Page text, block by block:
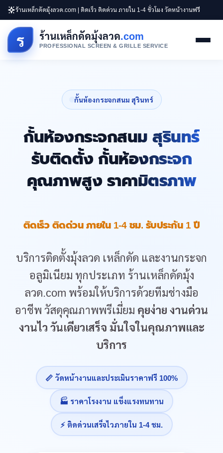
ร้านเหล็กดัดมุ้งลวด.com | ติดเร็ว ติดด่วน ภายใน 1-4 ชั่วโมง วัดหน้างานฟรี
ร ร้านเหล็กดัดมุ้งลวด.com
PROFESSIONAL SCREEN & GRILLE SERVICE
กั้นห้องกระจกสนม สุรินทร์
กั้นห้องกระจกสนม สุรินทร์
รับติดตั้ง กั้นห้องกระจก
คุณภาพสูง ราคามิตรภาพ
ติดเร็ว ติดด่วน ภายใน 1-4 ชม. รับประกัน 1 ปี
บริการติดตั้งมุ้งลวด เหล็กดัด และงานกระจก
อลูมิเนียม ทุกประเภท ร้านเหล็กดัดมุ้ง
ลวด.com พร้อมให้บริการด้วยทีมช่างมือ
อาชีพ วัสดุคุณภาพพรีเมี่ยม คุยง่าย งานด่วน
งานไว วันเดียวเสร็จ มั่นใจในคุณภาพและ
บริการ
📏 วัดหน้างานและประเมินราคาฟรี 100%
🏭 ราคาโรงงาน แข็งแรงทนทาน
⚡ ติดด่วนเสร็จไวภายใน 1-4 ชม.